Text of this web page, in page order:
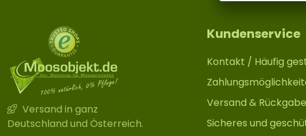
Versand in ganz
Deutschland und Österreich.
Kundenservice
Kontakt / Häufig
Versand & Rückgabe
Sicheres und